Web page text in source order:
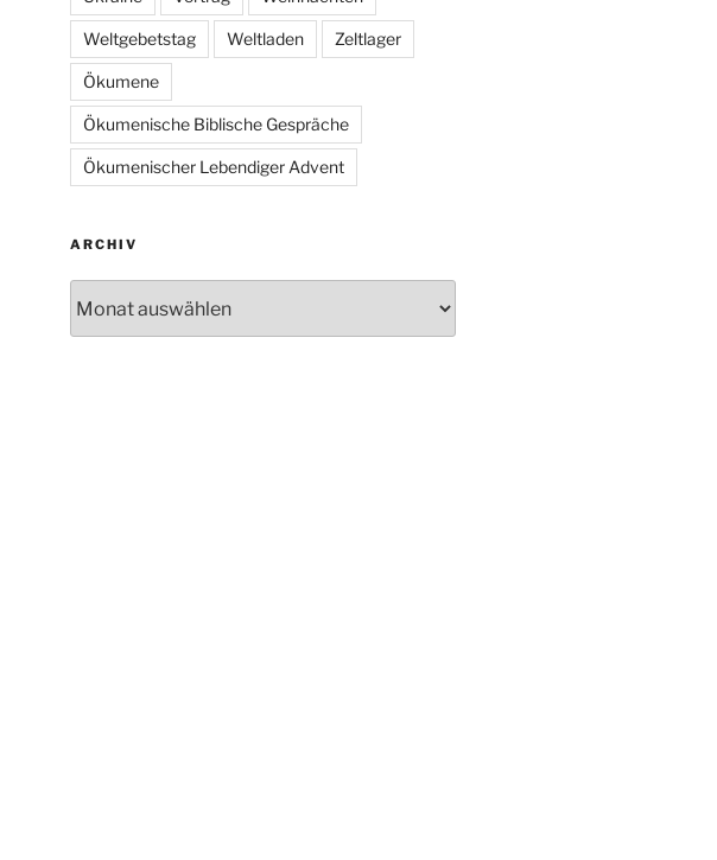
Weltgebetstag Weltladen Zeltlager
Ökumene
Ökumenische Biblische Gespräche
Ökumenischer Lebendiger Advent
ARCHIV